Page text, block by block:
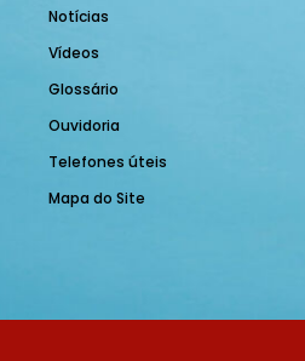
Notícias
Vídeos
Glossário
Ouvidoria
Telefones úteis
Mapa do Site